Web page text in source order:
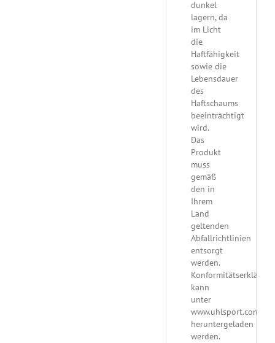
dunkel
lagern, da
im Licht
die
Haftfähigkeit
sowie die
Lebensdauer
des
Haftschaums
beeinträchtigt
wird.
Das
Produkt
muss
gemäß
den in
Ihrem
Land
geltenden
Abfallrichtlinien
entsorgt
werden.
Konformitätserklärung
kann
unter
www.uhlsport.com/
heruntergeladen
werden.